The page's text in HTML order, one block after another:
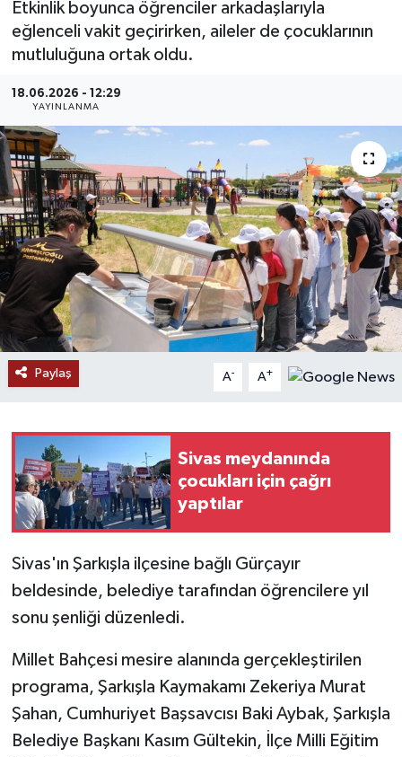
Etkinlik boyunca öğrenciler arkadaşlarıyla
eğlenceli vakit geçirirken, aileler de çocuklarının
mutluluğuna ortak oldu.
18.06.2026 - 12:29
YAYINLANMA
Paylaş A- A+
Sivas meydanında
çocukları için çağrı
yaptılar
Sivas'ın Şarkışla ilçesine bağlı Gürçayır
beldesinde, belediye tarafından öğrencilere yıl
sonu şenliği düzenledi.
Millet Bahçesi mesire alanında gerçekleştirilen
programa, Şarkışla Kaymakamı Zekeriya Murat
Şahan, Cumhuriyet Başsavcısı Baki Aybak, Şarkışla
Belediye Başkanı Kasım Gültekin, İlçe Milli Eğitim
MAGAZİN
RESMİ İLANLAR
SAĞLIK
SİYASET
SOSYAL YARDIMLAR
SPONSORLU YAZI
SPOR
YAŞAM